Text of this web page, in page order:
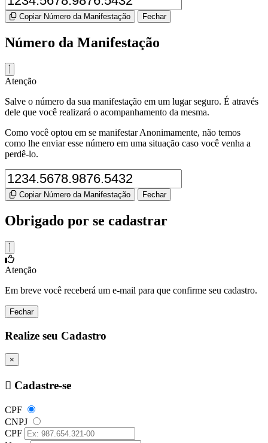
Copiar Número da Manifestação Fechar
Número da Manifestação
Atenção
Salve o número da sua manifestação em um lugar seguro. É através
dele que você realizará o acompanhamento da mesma.
Como você optou em se manifestar Anonimamente, não temos
como lhe enviar esse número em uma situação caso você venha a
perdê-lo.
Copiar Número da Manifestação Fechar
Obrigado por se cadastrar
Atenção
Em breve você receberá um e-mail para que confirme seu cadastro.
Fechar
Realize seu Cadastro
×
Cadastre-se
CPF
CNPJ
CPF